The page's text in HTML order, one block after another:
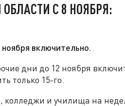
С 8 НОЯБРЯ:
включительно.
дни до 12 ноября
только 15-го.
и училища на